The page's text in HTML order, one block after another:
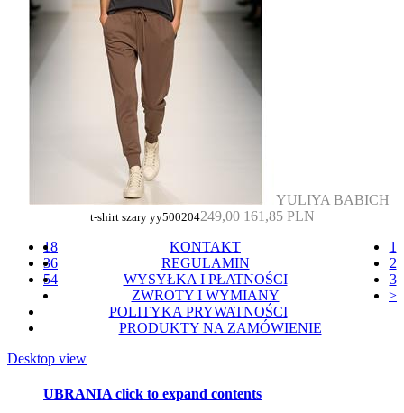
YULIYA BABICH
t-shirt szary yy500204249,00 161,85 PLN
18
36
54
1
2
3
>
KONTAKT
REGULAMIN
WYSYŁKA I PŁATNOŚCI
ZWROTY I WYMIANY
POLITYKA PRYWATNOŚCI
PRODUKTY NA ZAMÓWIENIE
Desktop view
UBRANIA click to expand contents